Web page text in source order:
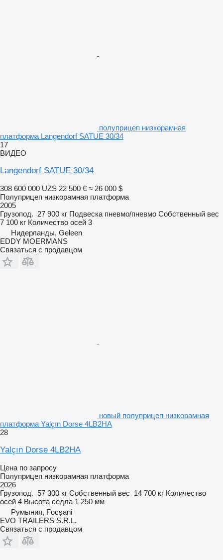
полуприцеп низкорамная
платформа Langendorf SATUE 30/34
17
ВИДЕО
Langendorf SATUE 30/34
308 600 000 UZS 22 500 € ≈ 26 000 $
Полуприцеп низкорамная платформа
2005
Грузопод. 27 900 кг Подвеска пневмо/пневмо Собственный вес
7 100 кг Количество осей 3
Нидерланды, Geleen
EDDY MOERMANS
Связаться с продавцом
новый полуприцеп низкорамная
платформа Yalçın Dorse 4LB2HA
28
Yalçın Dorse 4LB2HA
Цена по запросу
Полуприцеп низкорамная платформа
2026
Грузопод. 57 300 кг Собственный вес 14 700 кг Количество
осей 4 Высота седла 1 250 мм
Румыния, Focșani
EVO TRAILERS S.R.L.
Связаться с продавцом